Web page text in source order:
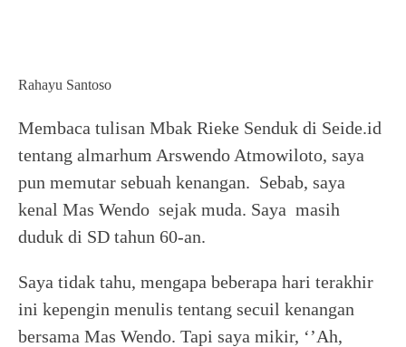
Rahayu Santoso
Membaca tulisan Mbak Rieke Senduk di Seide.id
tentang almarhum Arswendo Atmowiloto, saya
pun memutar sebuah kenangan. Sebab, saya
kenal Mas Wendo sejak muda. Saya masih
duduk di SD tahun 60-an.
Saya tidak tahu, mengapa beberapa hari terakhir
ini kepengin menulis tentang secuil kenangan
bersama Mas Wendo. Tapi saya mikir, ‘’Ah,